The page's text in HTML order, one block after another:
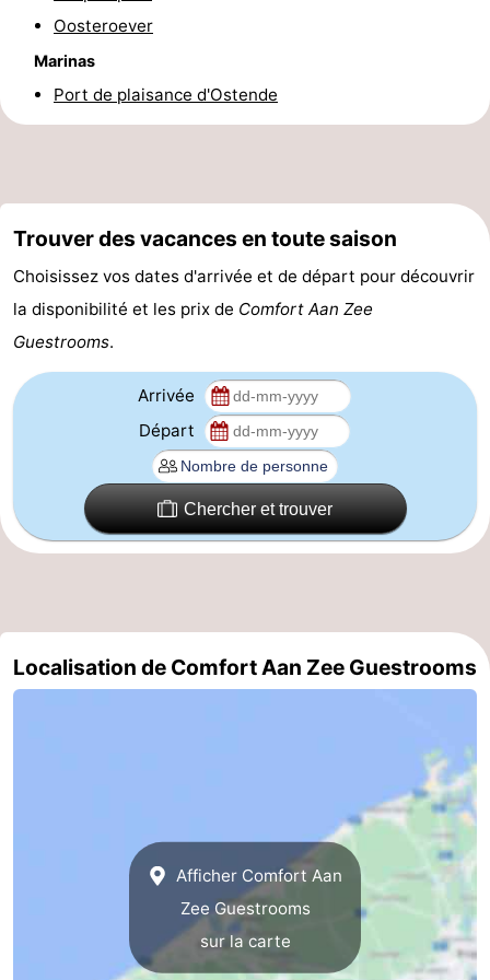
Forum
Tram
du
Adresses
Médicales
Région
Occidentale
Ypres
La
Het
Knokke-
-
Oosteroever
Marinas
Port de plaisance d'Ostende
Trouver des vacances en toute saison
Choisissez vos dates d'arrivée et de départ pour découvrir
la disponibilité et les prix de Comfort Aan Zee
Guestrooms.
Arrivée
Départ
Chercher et trouver
Localisation de Comfort Aan Zee Guestrooms
Afficher Comfort Aan
Zee Guestrooms
sur la carte